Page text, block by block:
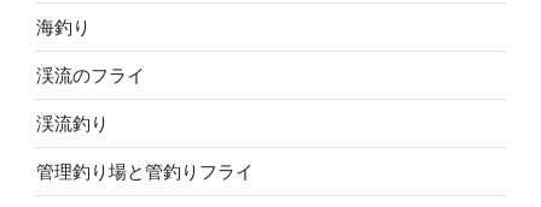
海釣り
渓流のフライ
渓流釣り
管理釣り場と管釣りフライ